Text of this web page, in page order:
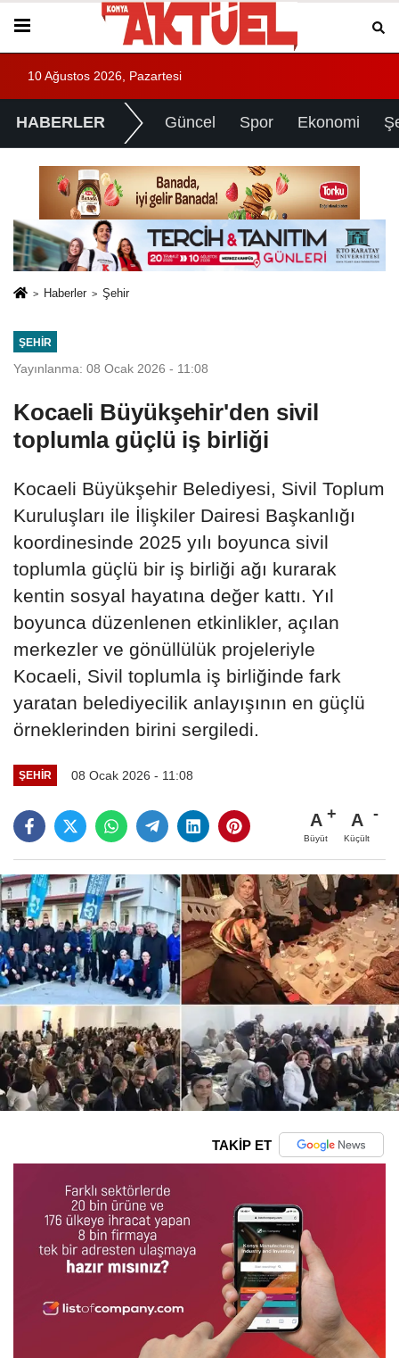
10 Ağustos 2026, Pazartesi
HABERLER Güncel Spor Ekonomi
Haberler Şehir
ŞEHIR
Yayınlanma: 08 Ocak 2026 - 11:08
Kocaeli Büyükşehir'den sivil
toplumla güçlü iş birliği
Kocaeli Büyükşehir Belediyesi, Sivil Toplum
Kuruluşları ile İlişkiler Dairesi Başkanlığı
koordinesinde 2025 yılı boyunca sivil
toplumla güçlü bir iş birliği ağı kurarak
kentin sosyal hayatına değer kattı. Yıl
boyunca düzenlenen etkinlikler, açılan
merkezler ve gönüllülük projeleriyle
Kocaeli, Sivil toplumla iş birliğinde fark
yaratan belediyecilik anlayışının en güçlü
örneklerinden birini sergiledi.
ŞEHIR 08 Ocak 2026 - 11:08
A
Büyüt
A
Küçült
TAKİP ET